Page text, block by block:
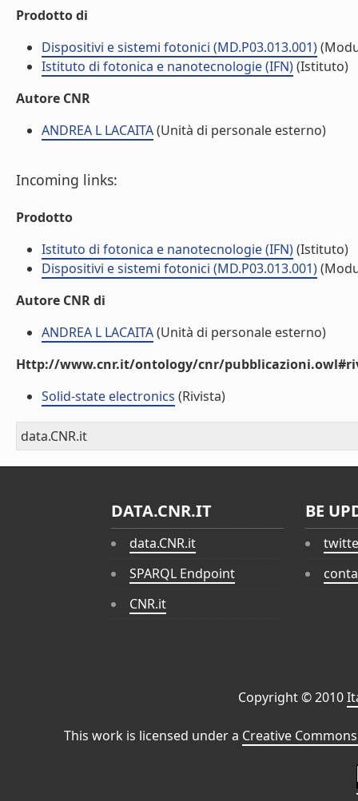
Prodotto di
Dispositivi e sistemi fotonici (MD.P03.013.001)
Istituto di fotonica e nanotecnologie (IFN)(Istituto)
Autore CNR
ANDREA L LACAITA(Unità di personale esterno)
Incoming links:
Prodotto
Istituto di fotonica e nanotecnologie (IFN)(Istituto)
Dispositivi e sistemi fotonici (MD.P03.013.001)
Autore CNR di
ANDREA L LACAITA(Unità di personale esterno)
Http://www.cnr.it/ontology/cnr/
Solid-state electronics (Rivista)
data.CNR.it
DATA.CNR.IT
data.CNR.it
SPARQL Endpoint
CNR.it
BE
Copyright © 2010
This work is licensed under a Creative